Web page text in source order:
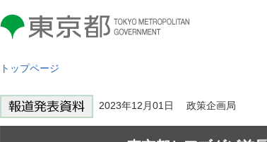
東京都 TOKYO METROPOLITAN
GOVERNMENT
トップページ
2023年12月01日 政策企画局